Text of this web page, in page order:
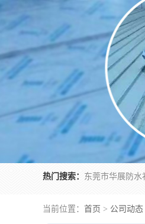
热门搜索：
当前位置： 首页 > 公司动态